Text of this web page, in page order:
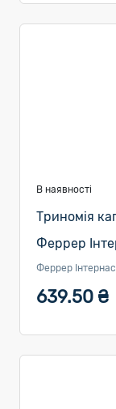
В наявності
Триномія
Феррер
Феррер
639.50 ₴